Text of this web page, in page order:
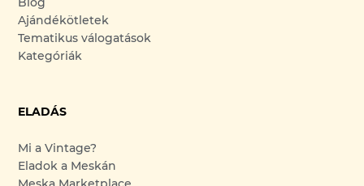
Ajándékötletek
Tematikus válogatások
Kategóriák
ELADÁS
Mi a Vintage?
Eladok a Meskán